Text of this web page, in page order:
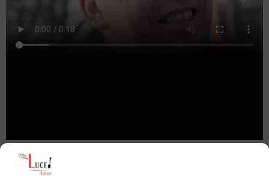
Traiteur en région Pays de la Loire pour